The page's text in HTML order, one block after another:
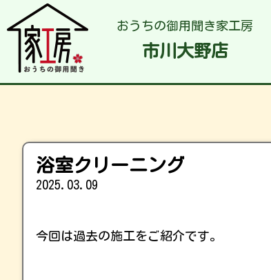
おうちの御用聞き家工房
市川大野店
浴室クリーニング
2025.03.09
今回は過去の施工をご紹介です。